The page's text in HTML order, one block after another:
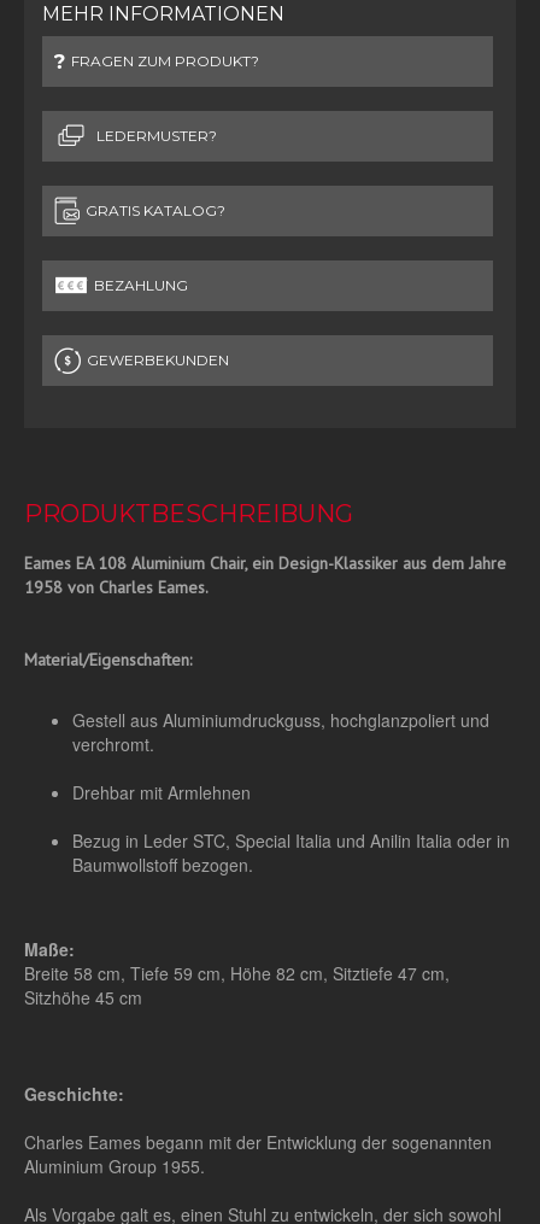
MEHR INFORMATIONEN
FRAGEN ZUM PRODUKT?
LEDERMUSTER?
GRATIS KATALOG?
BEZAHLUNG
GEWERBEKUNDEN
PRODUKTBESCHREIBUNG
Eames EA 108 Aluminium Chair, ein Design-Klassiker aus dem Jahre
1958 von Charles Eames.
Material/Eigenschaften:
Gestell aus Aluminiumdruckguss, hochglanzpoliert und
verchromt.
Drehbar mit Armlehnen
Bezug in Leder STC, Special Italia und Anilin Italia oder in
Baumwollstoff bezogen.
Maße:
Breite 58 cm, Tiefe 59 cm, Höhe 82 cm, Sitztiefe 47 cm,
Sitzhöhe 45 cm
Geschichte:
Charles Eames begann mit der Entwicklung der sogenannten
Aluminium Group 1955.
Als Vorgabe galt es, einen Stuhl zu entwickeln, der sich sowohl